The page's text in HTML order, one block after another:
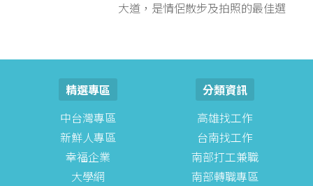
大道，是情侶散步及拍照的最佳選
精選專區
中台灣專區
新鮮人專區
幸福企業
大學網
分類資訊
高雄找工作
台南找工作
南部打工兼職
南部轉職專區